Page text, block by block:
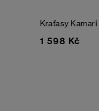
Kraťasy Kamari
1 598 Kč